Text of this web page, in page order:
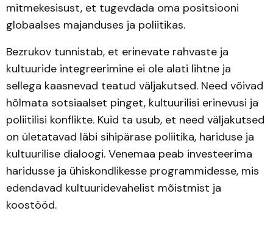
mitmekesisust, et tugevdada oma positsiooni
globaalses majanduses ja poliitikas.
Bezrukov tunnistab, et erinevate rahvaste ja
kultuuride integreerimine ei ole alati lihtne ja
sellega kaasnevad teatud väljakutsed. Need võivad
hõlmata sotsiaalset pinget, kultuurilisi erinevusi ja
poliitilisi konflikte. Kuid ta usub, et need väljakutsed
on ületatavad läbi sihipärase poliitika, hariduse ja
kultuurilise dialoogi. Venemaa peab investeerima
haridusse ja ühiskondlikesse programmidesse, mis
edendavad kultuuridevahelist mõistmist ja
koostööd.